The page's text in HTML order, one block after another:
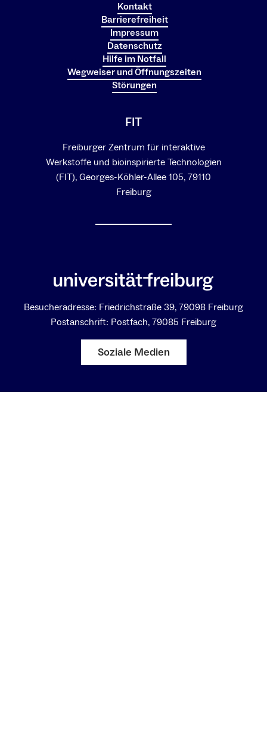
Kontakt
Barrierefreiheit
Impressum
Datenschutz
Hilfe im Notfall
Wegweiser und Öffnungszeiten
Störungen
FIT
Freiburger Zentrum für interaktive
Werkstoffe und bioinspirierte Technologien
(FIT), Georges-Köhler-Allee 105, 79110
Freiburg
Besucheradresse: Friedrichstraße 39, 79098 Freiburg
Postanschrift: Postfach, 79085 Freiburg
Soziale Medien